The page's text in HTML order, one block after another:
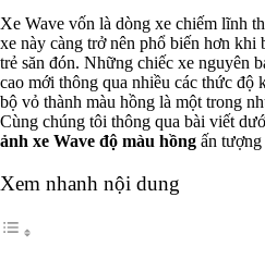
Xe Wave vốn là dòng xe chiếm lĩnh
xe này càng trở nên phổ biến hơn
trẻ săn đón. Những chiếc xe nguyên
cao mới thông qua nhiều các thức độ
bộ vỏ thành màu hồng là một trong
Cùng chúng tôi thông qua bài viết
ảnh xe Wave độ màu hồng ấn tượng
Xem nhanh nội dung